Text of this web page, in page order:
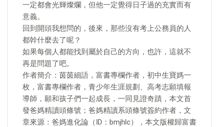
一定都會光輝燦爛，但他一定覺得日子過的充實而有
意義。
回到開頭我想問的，後來，那些沒有考上公務員的人
都幹什麼去了呢？
如果每個人都能找到屬於自己的方向，也許，這就不
再是問題了吧。
作者簡介：茵茵細語，富書專欄作者，初中生寶媽一
枚，富書專欄作者，青少年生涯規劃、高考志願填報
導師，願和孩子們一起成長，一同見證奇蹟，本文首
發爸媽精讀頭條號；爸媽精讀系頭條號簽約作者，文
章來源：爸媽進化論（ID：bmjhlc），本文版權歸富書